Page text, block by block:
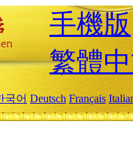
手機版
繁體
국어 Deutsch Français